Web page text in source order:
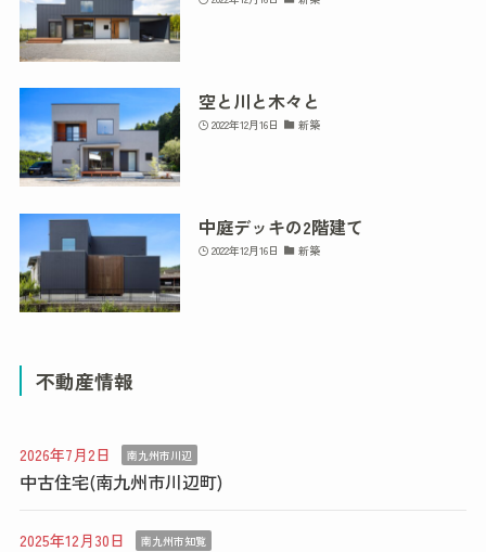
空と川と木々と
2022年12月16日 新築
中庭デッキの2階建て
2022年12月16日 新築
不動産情報
2026年7月2日 南九州市川辺
中古住宅(南九州市川辺町)
2025年12月30日 南九州市知覧